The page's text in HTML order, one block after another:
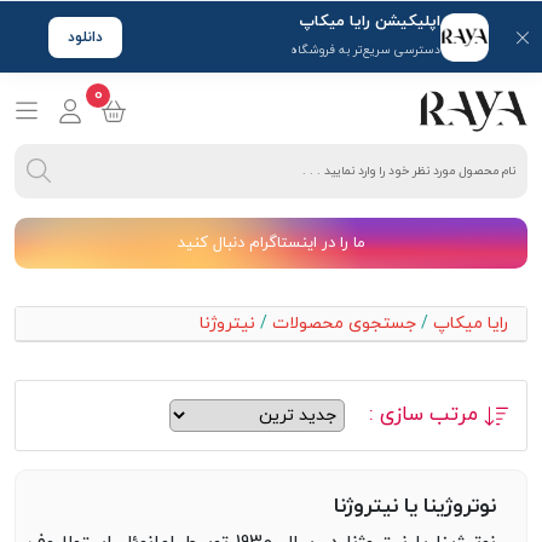
اپلیکیشن رایا میکاپ
دسترسی سریع‌تر به فروشگاه
دانلود
0
ما را در اینستاگرام دنبال کنید
رایا میکاپ / جستجوی محصولات / نیتروژنا
مرتب سازی :
نوتروژینا یا نیتروژنا